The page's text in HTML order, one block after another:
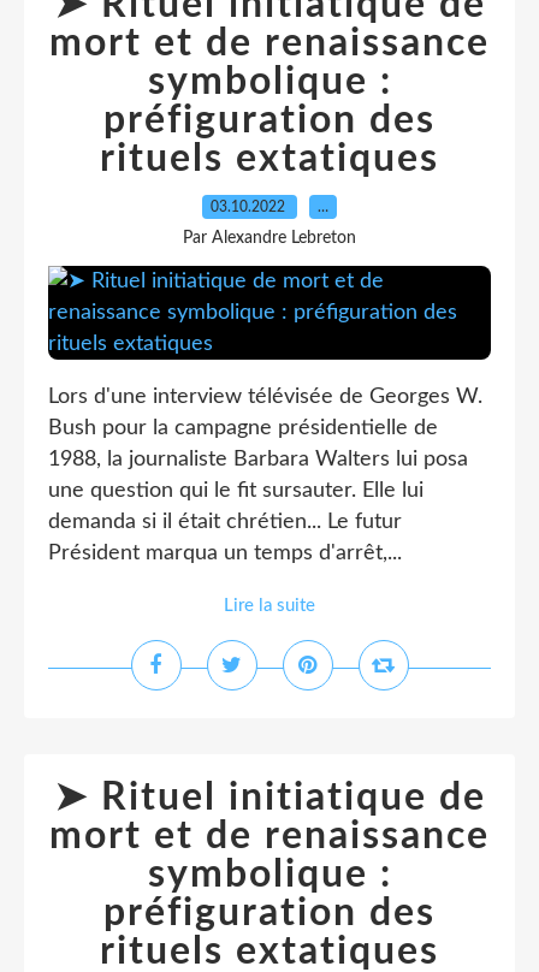
mort et de renaissance
symbolique :
préfiguration des
rituels extatiques
03.10.2022 …
Par Alexandre Lebreton
Lors d'une interview télévisée de Georges W.
Bush pour la campagne présidentielle de
1988, la journaliste Barbara Walters lui posa
une question qui le fit sursauter. Elle lui
demanda si il était chrétien... Le futur
Président marqua un temps d'arrêt,...
Lire la suite
➤ Rituel initiatique de
mort et de renaissance
symbolique :
préfiguration des
rituels extatiques